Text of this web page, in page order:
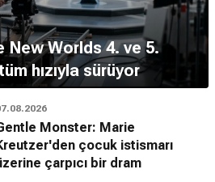
New Worlds 4. ve 5.
hızıyla sürüyor
Monster: Marie
çocuk istismarı
çarpıcı bir dram